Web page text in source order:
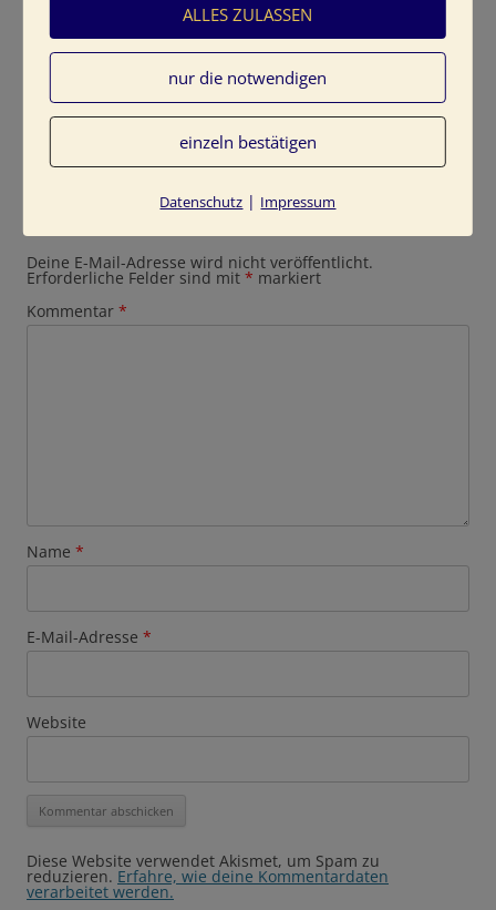
farbimpressionen-Naturtoene-Erde-Beige
Schreibe einen Kommentar
Deine E-Mail-Adresse wird nicht veröffentlicht.
Erforderliche Felder sind mit * markiert
Kommentar *
Name *
E-Mail-Adresse *
Website
Diese Website verwendet Akismet, um Spam zu
reduzieren. Erfahre, wie deine Kommentardaten
verarbeitet werden.
ALLES ZULASSEN
nur die notwendigen
einzeln bestätigen
Datenschutz | Impressum